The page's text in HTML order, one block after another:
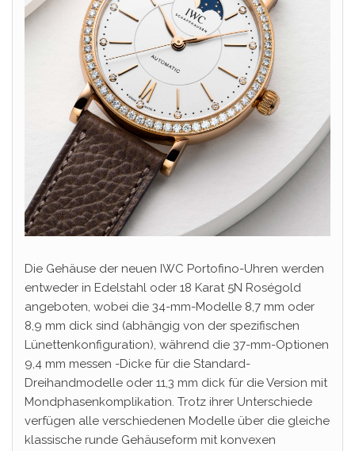
Die Gehäuse der neuen IWC Portofino-Uhren werden
entweder in Edelstahl oder 18 Karat 5N Roségold
angeboten, wobei die 34-mm-Modelle 8,7 mm oder
8,9 mm dick sind (abhängig von der spezifischen
Lünettenkonfiguration), während die 37-mm-Optionen
9,4 mm messen -Dicke für die Standard-
Dreihandmodelle oder 11,3 mm dick für die Version mit
Mondphasenkomplikation. Trotz ihrer Unterschiede
verfügen alle verschiedenen Modelle über die gleiche
klassische runde Gehäuseform mit konvexen